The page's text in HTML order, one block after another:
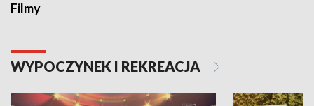
Filmy
WYPOCZYNEK I REKREACJA